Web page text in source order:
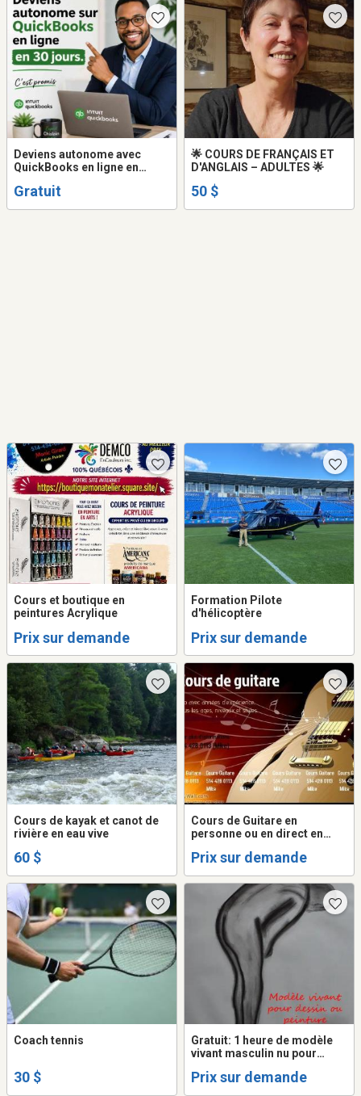
Deviens autonome avec
QuickBooks en ligne en
Canada
Gratuit
🌟 COURS DE FRANÇAIS ET
D'ANGLAIS – ADULTES 🌟
50 $
Cours et boutique en
peintures Acrylique
Prix sur demande
Formation Pilote
d'hélicoptère
Prix sur demande
Cours de kayak et canot de
rivière en eau vive
60 $
Cours de Guitare en
personne ou en direct en
Prix sur demande
Coach tennis
30 $
Gratuit: 1 heure de modèle
vivant masculin nu pour
Prix sur demande